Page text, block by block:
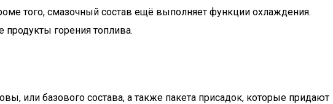
того, смазочный состав ещё выполняет функции охлаждения.
горения топлива.
или базового состава, а также пакета присадок, которые придают